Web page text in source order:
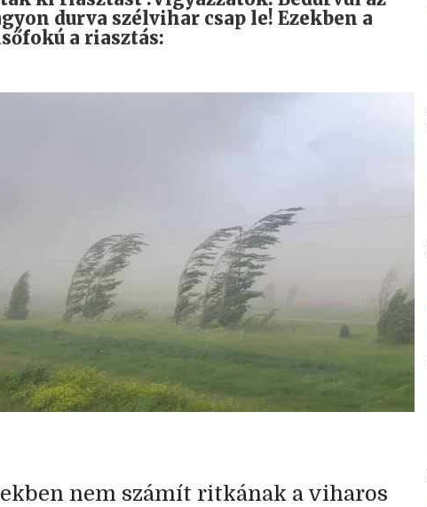
durva szélvihar csap le! Ezekben a
a riasztás:
nem számít ritkának a viharos